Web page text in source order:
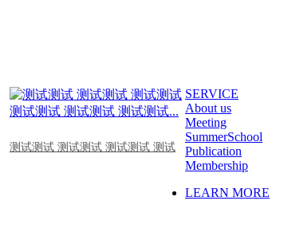
测试测试 测试测试 测试测试 测试
SERVICE
About us
Meeting
SummerSchool
Publication
Membership
LEARN MORE